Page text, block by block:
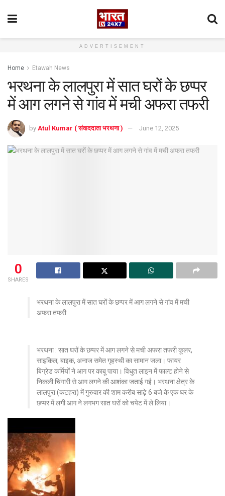
ADVERTISEMENT
Home Etawah News
भरथना के लालपुरा में सात घरों के छप्पर
में आग लगने से गांव में मची अफरा तफरी
by Atul Kumar ( संवाददाता भरथना ) June 12, 2025
0
SHARES
भरथना के लालपुरा में सात घरों के छप्पर में आग लगने से गांव में मची
अफरा तफरी
भरथना : सात घरों के छप्पर में आग लगने से मची अफरा तफरी कूलर,
साइकिल, बाइक, अनाज समेत गृहस्थी का सामान जला। फायर
बिग्रेड कर्मियों ने आग पर काबू पाया। विधुत लाइन में फाल्ट होने से
निकली चिंगारी से आग लगने की आशंका जताई गई। भरथना क्षेत्र के
लालपुरा (कटहरा) में गुरुवार की शाम करीब साढ़े 6 बजे के एक घर के
छप्पर में लगी आग ने लगभग सात घरों को चपेट में ले लिया।